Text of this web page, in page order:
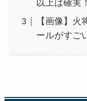
以上は確実
【画像】
ールがすご